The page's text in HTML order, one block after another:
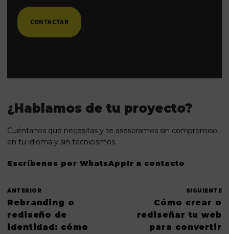
CONTACTAR
¿Hablamos de tu proyecto?
Cuéntanos qué necesitas y te asesoramos sin compromiso,
en tu idioma y sin tecnicismos.
Escríbenos por WhatsAppIr a contacto
ANTERIOR
Rebranding o
rediseño de
identidad: cómo
SIGUIENTE
Cómo crear o
rediseñar tu web
para convertir